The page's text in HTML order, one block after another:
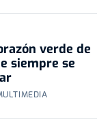
verde de
siempre se